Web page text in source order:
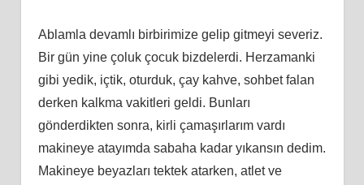
Ablamla devamlı birbirimize gelip gitmeyi severiz.
Bir gün yine çoluk çocuk bizdelerdi. Herzamanki
gibi yedik, içtik, oturduk, çay kahve, sohbet falan
derken kalkma vakitleri geldi. Bunları
gönderdikten sonra, kirli çamaşırlarım vardı
makineye atayımda sabaha kadar yıkansın dedim.
Makineye beyazları tektek atarken, atlet ve